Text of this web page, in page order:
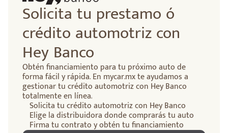
Solicita tu prestamo ó
crédito automotriz con
Hey Banco
Obtén financiamiento para tu próximo auto de
forma fácil y rápida. En mycar.mx te ayudamos a
gestionar tu crédito automotriz con Hey Banco
totalmente en línea.
Solicita tu crédito automotriz con Hey Banco
Elige la distribuidora donde comprarás tu auto
Firma tu contrato y obtén tu financiamiento